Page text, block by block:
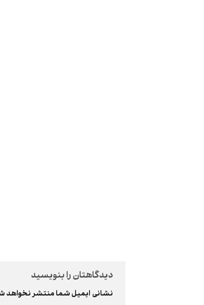
دیدگاهتان را بنویسید
نشانی ایمیل شما منتشر نخواهد